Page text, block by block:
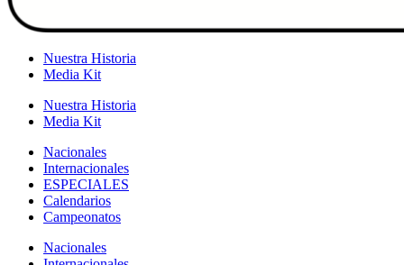
Nuestra Historia
Media Kit
Nuestra Historia
Media Kit
Nacionales
Internacionales
ESPECIALES
Calendarios
Campeonatos
Nacionales